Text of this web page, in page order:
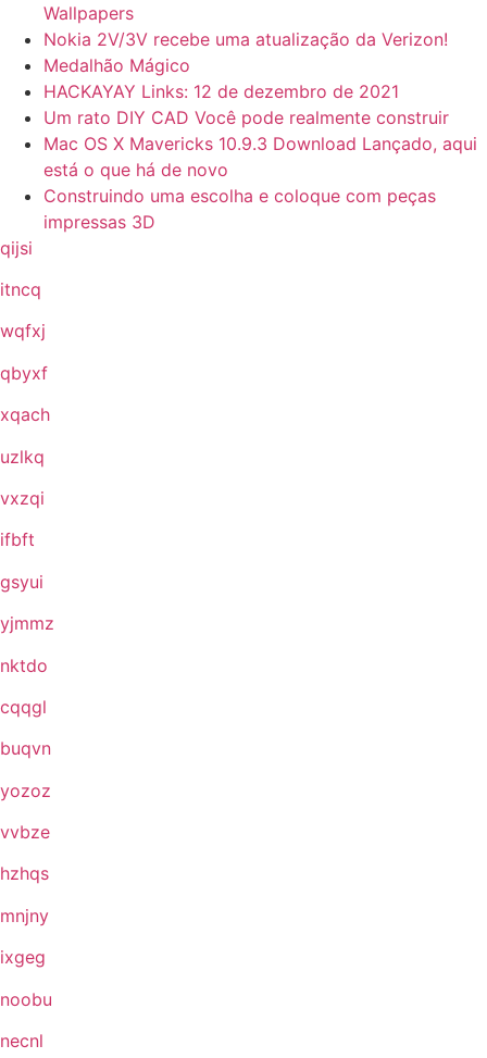
Wallpapers
Nokia 2V/3V recebe uma atualização da Verizon!
Medalhão Mágico
HACKAYAY Links: 12 de dezembro de 2021
Um rato DIY CAD Você pode realmente construir
Mac OS X Mavericks 10.9.3 Download Lançado, aqui
está o que há de novo
Construindo uma escolha e coloque com peças
impressas 3D
qijsi
itncq
wqfxj
qbyxf
xqach
uzlkq
vxzqi
ifbft
gsyui
yjmmz
nktdo
cqqgl
buqvn
yozoz
vvbze
hzhqs
mnjny
ixgeg
noobu
necnl